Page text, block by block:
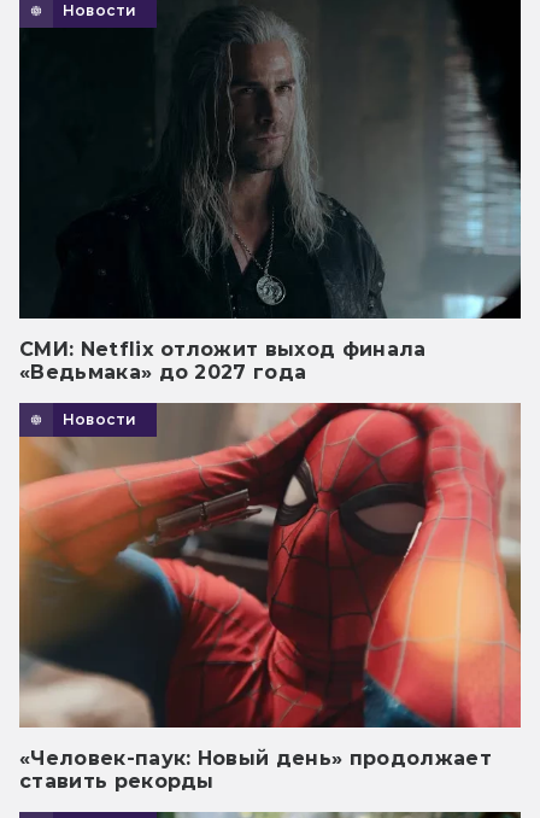
Новости
СМИ: Netflix отложит выход финала
«Ведьмака» до 2027 года
Новости
«Человек-паук: Новый день» продолжает
ставить рекорды